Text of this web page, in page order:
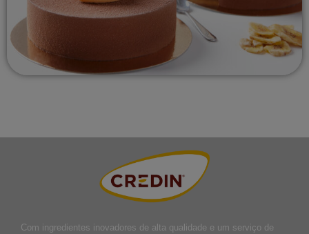
Com ingredientes inovadores de alta qualidade e um serviço de